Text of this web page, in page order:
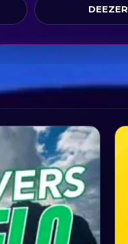
DEEZER